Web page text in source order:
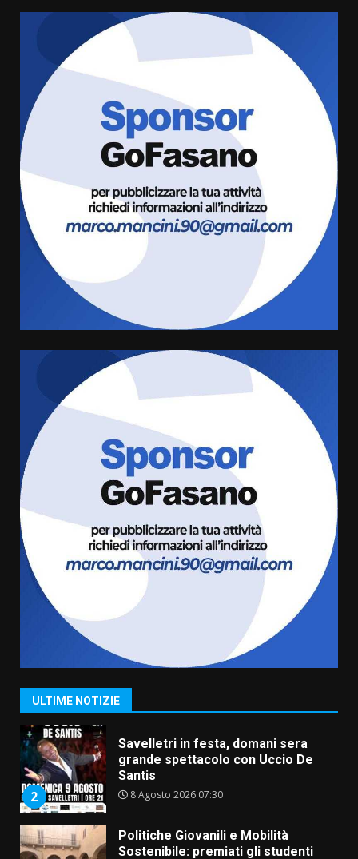
ULTIME NOTIZIE
Politiche Giovanili e Mobilità
Sostenibile: premiati gli studenti
universitari del bando “La strada
giusta”
8 Agosto 2026 07:15
“I Contestatori: Musica di
Rivoluzione”: nuovo
appuntamento con “Fasano in
Banda”
amarezza per esclusione dal
campionato di calcio”
7 Agosto 2026 06:00
Fasanese ferito a colpi di arma
da fuoco
6 Agosto 2026 18:13
Carta d’identità: continua il piano
di aperture straordinarie del
Comune di Fasano
6 Agosto 2026 14:16
1
La Banda Città di Fasano apre
ufficialmente la Festa di
2
Savelletri in festa, domani sera
grande spettacolo con Uccio De
Santis
8 Agosto 2026 07:30
Politiche Giovanili e Mobilità
Sostenibile: premiati gli studenti